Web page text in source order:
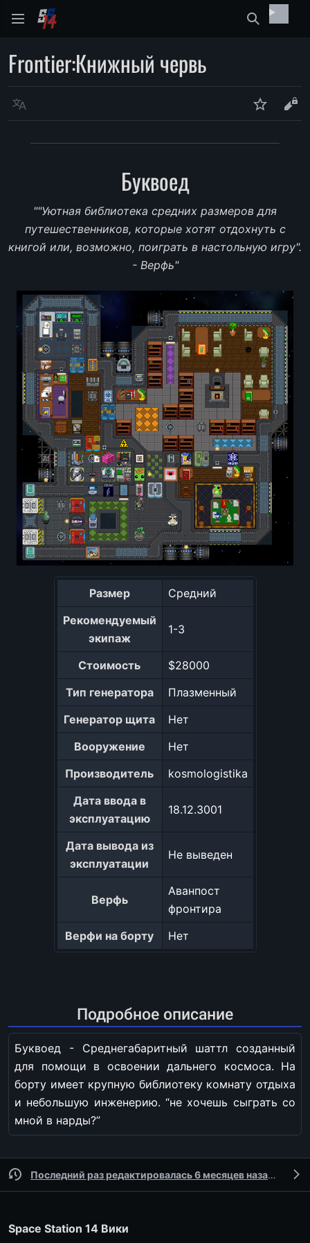
Найти
Frontier:Книжный червь
Язык Следить
Буквоед
""Уютная библиотека средних размеров для
путешественников, которые хотят отдохнуть с
книгой или, возможно, поиграть в настольную игру".
- Верфь"
Размер
Средний
Рекомендуемый
экипаж
1-3
Стоимость
$28000
Тип генератора
Плазменный
Генератор щита
Нет
Вооружение
Нет
Производитель
kosmologistika
Дата ввода в
эксплуатацию
18.12.3001
Дата вывода из
эксплуатации
Не выведен
Верфь
Аванпост
фронтира
Верфи на борту
Нет
Подробное описание
Буквоед - Среднегабаритный шаттл созданный
для помощи в освоении дальнего космоса. На
борту имеет крупную библиотеку комнату отдыха
и небольшую инженерию. “не хочешь сыграть со
мной в нарды?”
Последний раз редактировалась 6 месяцев назад
Space Station 14 Вики